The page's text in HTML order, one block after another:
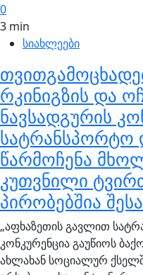
0
3 min
სიახლეები
რკინიგზის და
ნავსადგურის
სატრანსპორტო
წარმოჩენა
კუთვნილი
პირობებშია
„აფხაზეთის გავლით
კონკურენცია გაუწიოს
ახლახან სოციალურ